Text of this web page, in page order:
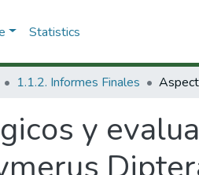
Statistics
1.1.2. Informes Finales
y